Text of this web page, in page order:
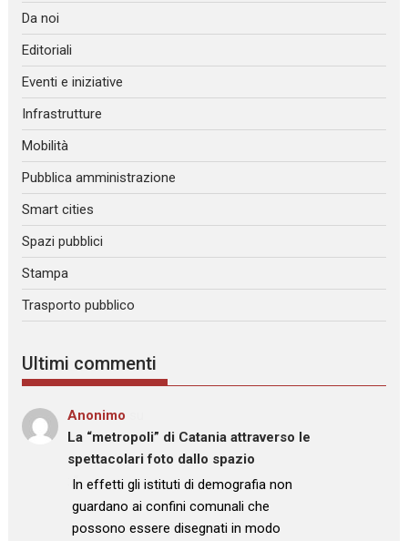
Da noi
Editoriali
Eventi e iniziative
Infrastrutture
Mobilità
Pubblica amministrazione
Smart cities
Spazi pubblici
Stampa
Trasporto pubblico
Ultimi commenti
Anonimo
La “metropoli” di Catania attraverso le
spettacolari foto dallo spazio
: “
In effetti gli istituti di demografia non
guardano ai confini comunali che
possono essere disegnati in modo